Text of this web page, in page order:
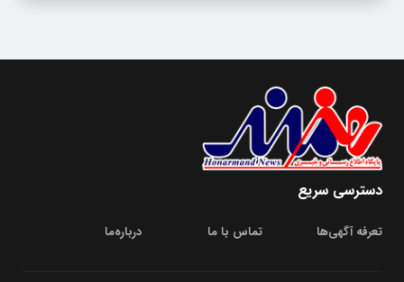
دسترسی سریع
تعرفه آگهی‌ها تماس با ما درباره‌‌ما